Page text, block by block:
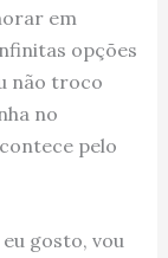
em
opções
não troco
no
pelo
gosto, vou